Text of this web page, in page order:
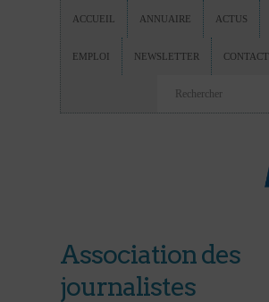
ACCUEIL ANNUAIRE ACTUS
EMPLOI NEWSLETTER CONTACT
Association des
journalistes